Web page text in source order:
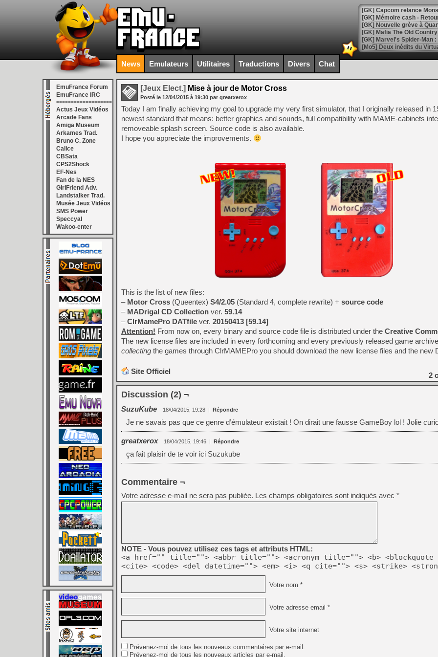
[GK] Capcom relance
[Mo5] Deux inédits du
[GK] Le beat'em up The
[GK] Endless Legend 2 :
[LS] [PS5] Le WebKit
[GK] Oubliez Crazy Taxi,
[LS] [Switch] NSZ 5.0.0
[GK] No More Room in
[GK] Un chatbot Atelier
[GK] Mémoire cash -
[GK] Nvidia : le prix des
[GK] Suikoden Star Leap :
[Mo5] La mini borne
[GK] Atari renoue avec les
[GK] Le studio de FIFA
[GK] La PlayStation 1 en
[GK] Dawn of War 4 : les
[GK] CloverPit : l'héritier
[GK] Stellar Blade : Blood
[GK] Palworld Online est
[GK] Wuchang 2 : le
[GK] Test : Big Walk est le
[GK] Starsand Island : la
[GK] La Xbox Series X
[GK] Moonlighter 2 : The
News Emulateurs Utilitaires Traductions Divers Chat
EmuFrance Forum
EmuFrance IRC
===================
Actus Jeux Vidéos
Arcade Fans
Amiga Museum
Arkames Trad.
Bruno C. Zone
Calice
CBSata
CPS2Shock
EF-Nes
Fan de la NES
GirlFriend Adv.
Landstalker Trad.
Musée Jeux Vidéos
SMS Power
Speccyal
Wakoo-enter
[Jeux Elect.] Mise à jour de Motor Cross
Posté le 12/04/2015 à 19:30 par greatxerox
Today I am finally achieving my goal to upgrade my very first simulator, that I originally released in
newest standard that means: better graphics and sounds, full compatibility with MAME-cabinets
removeable splash screen. Source code is also available.
I hope you appreciate the improvements.
This is the list of new files:
– Motor Cross (Queentex) S4/2.05 (Standard 4, complete rewrite) + source code
– MADrigal CD Collection ver. 59.14
–ClrMamePro DATfile ver. 20150413 [59.14]
Attention! From now on, every binary and source code file is distributed under the Creative
The new license files are included in every forthcoming and every previously released game
collecting the games through ClrMAMEPro you should download the new license files and the new
Site Officiel 2
Discussion (2) ¬
SuzuKube 18/04/2015, 19:28 Répondre
Je ne savais pas que ce genre d’émulateur existait ! On dirait une fausse GameBoy lol ! Jolie
greatxerox 18/04/2015, 19:46 Répondre
ça fait plaisir de te voir ici Suzukube
Commentaire ¬
Votre adresse e-mail ne sera pas publiée. Les champs obligatoires sont indiqués avec *
NOTE - Vous pouvez utilisez ces tags et attributs HTML:
<a href="" title=""> <abbr title=""> <acronym title=""> <b> <blockquote
<cite> <code> <del datetime=""> <em> <i> <q cite=""> <s> <strike>
Votre nom *
Votre adresse email *
Votre site internet
Prévenez-moi de tous les nouveaux commentaires par e-mail.
Prévenez-moi de tous les nouveaux articles par e-mail.